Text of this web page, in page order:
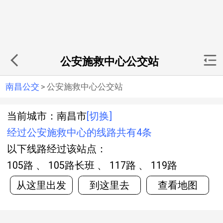
公安施救中心公交站
南昌公交 > 公安施救中心公交站
当前城市：南昌市 [切换]
经过公安施救中心的线路共有4条
以下线路经过该站点：
105路 、 105路长班 、 117路 、 119路
从这里出发
到这里去 查看地图